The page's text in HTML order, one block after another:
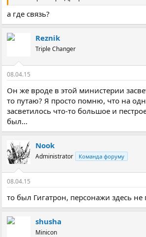
а где связь?
Reznik
Triple Changer
08.04.15
Он же вроде в этой министерии
то путаю? Я просто помню, что на
засветилось что-то большое и
был...
Nook
Administrator Команда форуму
08.04.15
то был Гигатрон, персонажи здесь не
shusha
Minicon